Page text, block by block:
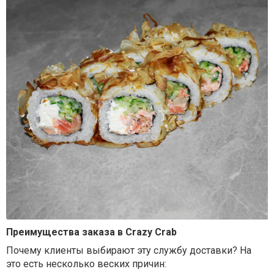
Преимущества заказа в Crazy Crab
Почему клиенты выбирают эту службу доставки? На
это есть несколько веских причин: